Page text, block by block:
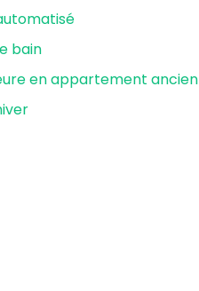
bain
en appartement ancien